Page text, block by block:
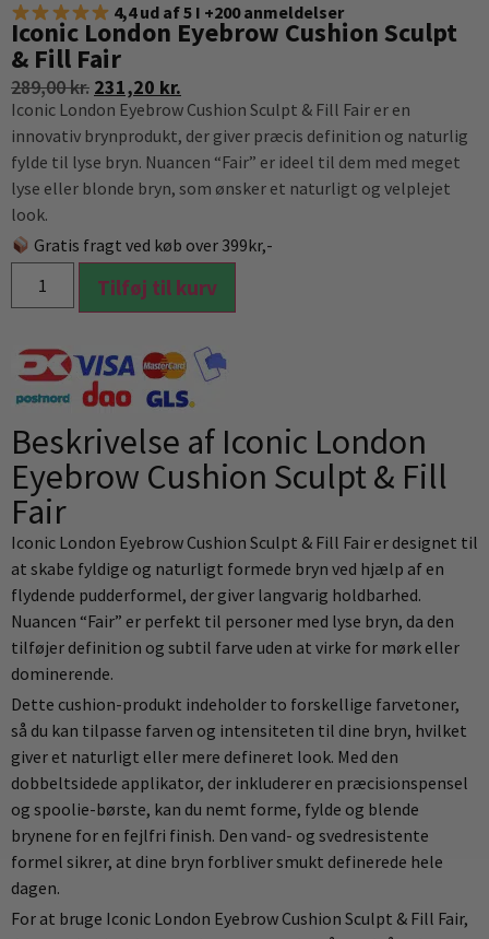
4,4 ud af 5 I +200 anmeldelser
Iconic London Eyebrow Cushion Sculpt
& Fill Fair
289,00kr. 231,20 kr.
Iconic London Eyebrow Cushion Sculpt & Fill Fair er en
innovativ brynprodukt, der giver præcis definition og naturlig
fylde til lyse bryn. Nuancen “Fair” er ideel til dem med meget
lyse eller blonde bryn, som ønsker et naturligt og velplejet
look.
Gratis fragt ved køb over 399kr,-
Tilføj til kurv
Beskrivelse af Iconic London
Eyebrow Cushion Sculpt & Fill
Fair
Iconic London Eyebrow Cushion Sculpt & Fill Fair er designet til
at skabe fyldige og naturligt formede bryn ved hjælp af en
flydende pudderformel, der giver langvarig holdbarhed.
Nuancen “Fair” er perfekt til personer med lyse bryn, da den
tilføjer definition og subtil farve uden at virke for mørk eller
dominerende.
Dette cushion-produkt indeholder to forskellige farvetoner,
så du kan tilpasse farven og intensiteten til dine bryn, hvilket
giver et naturligt eller mere defineret look. Med den
dobbeltsidede applikator, der inkluderer en præcisionspensel
og spoolie-børste, kan du nemt forme, fylde og blende
brynene for en fejlfri finish. Den vand- og svedresistente
formel sikrer, at dine bryn forbliver smukt definerede hele
dagen.
For at bruge Iconic London Eyebrow Cushion Sculpt & Fill Fair,